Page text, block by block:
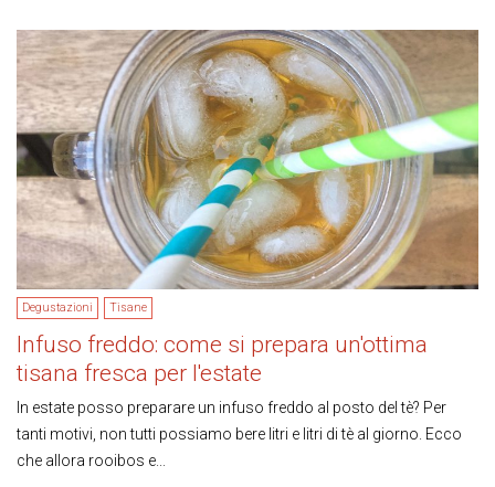
Degustazioni Tisane
Infuso freddo: come si prepara un'ottima
tisana fresca per l'estate
In estate posso preparare un infuso freddo al posto del tè? Per
tanti motivi, non tutti possiamo bere litri e litri di tè al giorno. Ecco
che allora rooibos e...